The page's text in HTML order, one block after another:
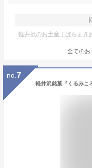
軽井沢のお土産｜ばらまき
全てのお
no. 7